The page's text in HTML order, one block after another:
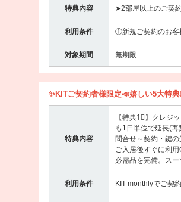
特典内容 ➤2部屋以上のご契
利用条件 ①新規ご契約のお
対象期間 無期限
✨KITご契約者様限定📣嬉しい5大特典
特典内容
【特典1⃣】クレジ
も1日単位で延長(
問合せ～契約・鍵
ご入居後すぐに利
必需品を完備。スー
利用条件 KIT-monthlyでご契